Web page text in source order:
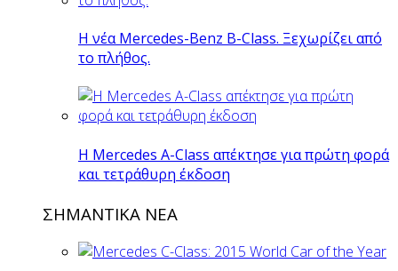
Η νέα Mercedes-Benz B-Class. Ξεχωρίζει από
το πλήθος.
H Mercedes Α-Class απέκτησε για πρώτη φορά
και τετράθυρη έκδοση
ΣΗΜΑΝΤΙΚΑ ΝΕΑ